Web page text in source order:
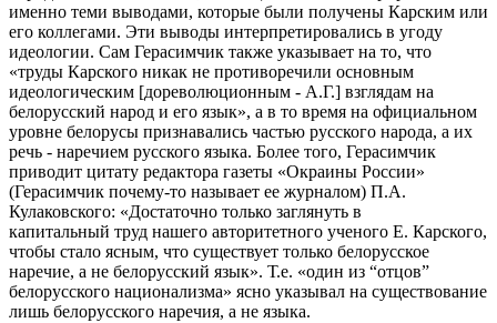
именно теми выводами, которые были получены Карским или
его коллегами. Эти выводы интерпретировались в угоду
идеологии. Сам Герасимчик также указывает на то, что
«труды Карского никак не противоречили основным
идеологическим [дореволюционным - А.Г.] взглядам на
белорусский народ и его язык», а в то время на официальном
уровне белорусы признавались частью русского народа, а их
речь - наречием русского языка. Более того, Герасимчик
приводит цитату редактора газеты «Окраины России»
(Герасимчик почему-то называет ее журналом) П.А.
Кулаковского: «Достаточно только заглянуть в
капитальный труд нашего авторитетного ученого Е. Карского,
чтобы стало ясным, что существует только белорусское
наречие, а не белорусский язык». Т.е. «один из “отцов”
белорусского национализма» ясно указывал на существование
лишь белорусского наречия, а не языка.